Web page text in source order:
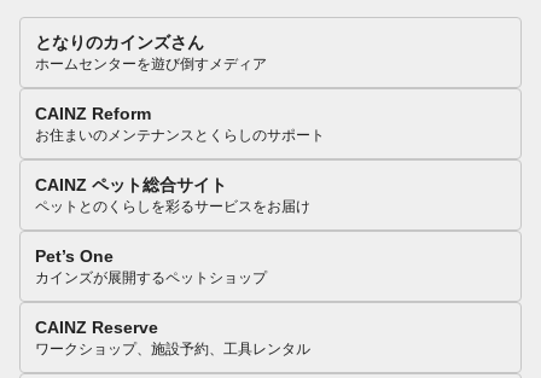
となりのカインズさん
ホームセンターを遊び倒すメディア
CAINZ Reform
お住まいのメンテナンスとくらしのサポート
CAINZ ペット総合サイト
ペットとのくらしを彩るサービスをお届け
Pet’s One
カインズが展開するペットショップ
CAINZ Reserve
ワークショップ、施設予約、工具レンタル